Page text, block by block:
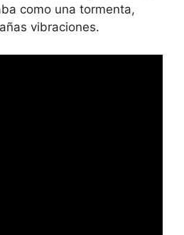
como una tormenta,
vibraciones.